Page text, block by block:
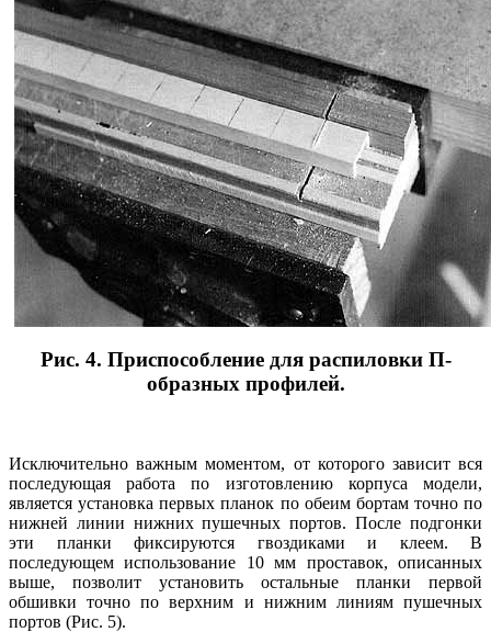
Рис. 4. Приспособление для распиловки П-
образных профилей.
Исключительно важным моментом, от которого зависит вся
последующая работа по изготовлению корпуса модели,
является установка первых планок по обеим бортам точно по
нижней линии нижних пушечных портов. После подгонки
эти планки фиксируются гвоздиками и клеем. В
последующем использование 10 мм проставок, описанных
выше, позволит установить остальные планки первой
обшивки точно по верхним и нижним линиям пушечных
портов (Рис. 5).